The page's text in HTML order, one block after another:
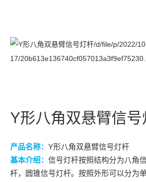
Y形八角双悬臂信号
产品名称： Y形八角双悬臂信号灯杆
基本介绍： 信号灯杆按照结构分为八角
杆，圆锥信号灯杆。按照外形可以分为